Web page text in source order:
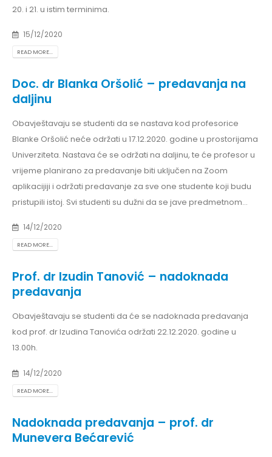
20. i 21. u istim terminima.
15/12/2020
READ MORE...
Doc. dr Blanka Oršolić – predavanja na
daljinu
Obavještavaju se studenti da se nastava kod profesorice
Blanke Oršolić neće održati u 17.12.2020. godine u prostorijama
Univerziteta. Nastava će se održati na daljinu, te će profesor u
vrijeme planirano za predavanje biti uključen na Zoom
aplikacijiji i održati predavanje za sve one studente koji budu
pristupili istoj. Svi studenti su dužni da se jave predmetnom...
14/12/2020
READ MORE...
Prof. dr Izudin Tanović – nadoknada
predavanja
Obavještavaju se studenti da će se nadoknada predavanja
kod prof. dr Izudina Tanovića održati 22.12.2020. godine u
13.00h.
14/12/2020
READ MORE...
Nadoknada predavanja – prof. dr
Munevera Bećarević